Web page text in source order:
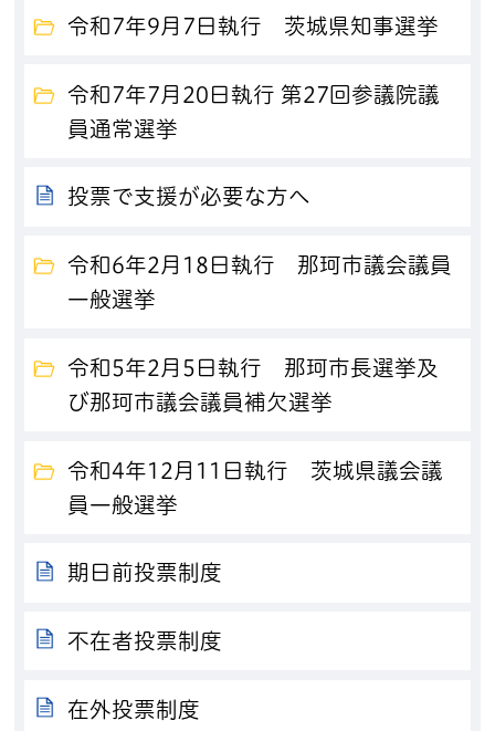
令和7年9月7日執行 茨城県知事選挙
令和7年7月20日執行 第27回参議院議
員通常選挙
投票で支援が必要な方へ
令和6年2月18日執行 那珂市議会議員
一般選挙
令和5年2月5日執行 那珂市長選挙及
び那珂市議会議員補欠選挙
令和4年12月11日執行 茨城県議会議
員一般選挙
期日前投票制度
不在者投票制度
在外投票制度